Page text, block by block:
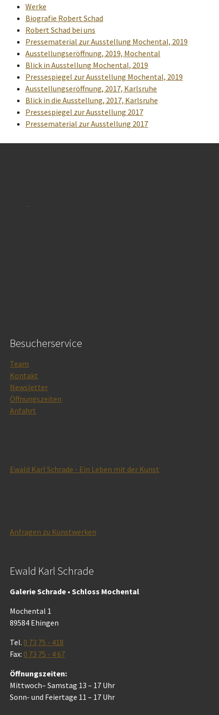
Werke
Biografie Robert Schad
Robert Schad bei uns
Pressematerial zur Ausstellung Mochental, 2019
Ausstellungseröffnung, 2019, Mochental
Blick in Ausstellung Mochental, 2019
Pressespiegel zur Ausstellung Mochental, 2019
Ausstellungseröffnung, 2017, Karlsruhe
Blick in die Ausstellung, 2017, Karlsruhe
Pressespiegel zur Ausstellung 2017
Pressematerial zur Ausstellung 2017
Besucherservice
Team
Kontakt
Newsletter
Öffnungszeiten
Anfahrt
Ewald Karl Schrade - Ein Leben mit der Kunst
Anfragen zu Kunstwerken
Ewald Karl Schrade
Galerie Schrade • Schloss Mochental
Mochental 1
89584 Ehingen
Tel. 0 73 75 - 418
Fax: 0 73 75 - 4 67
Öffnungszeiten:
Mittwoch– Samstag 13 – 17 Uhr
Sonn- und Feiertage 11 – 17 Uhr